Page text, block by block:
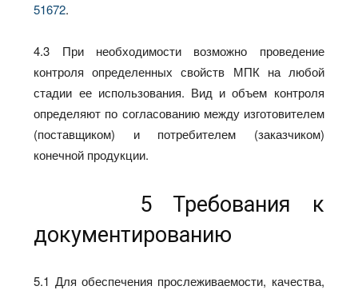
51672.
4.3 При необходимости возможно проведение
контроля определенных свойств МПК на любой
стадии ее использования. Вид и объем контроля
определяют по согласованию между изготовителем
(поставщиком) и потребителем (заказчиком)
конечной продукции.
5 Требования к
документированию
5.1 Для обеспечения прослеживаемости, качества,